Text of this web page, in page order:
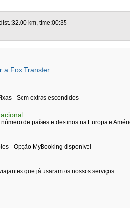
km, time:00:35
a Fox Transfer
- Sem extras escondidos
de países e destinos na Europa e
- Opção MyBooking disponível
que já usaram os nossos serviços